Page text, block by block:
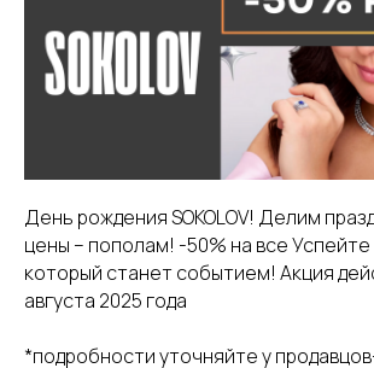
День рождения SOKOLOV! Делим
цены – пополам! -50% на все Успейте
который станет событием! Акция
августа 2025 года
*подробности уточняйте у